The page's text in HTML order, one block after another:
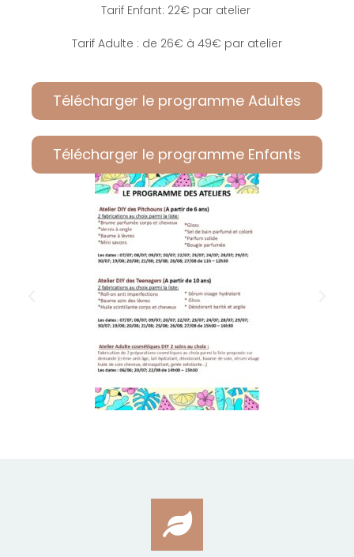
Tarif Enfant: 22€ par atelier
Tarif Adulte : de 26€ à 49€ par atelier
Télécharger le programme Adultes
Télécharger le programme Enfants